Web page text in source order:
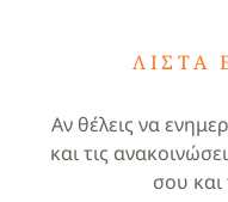
ΛΊΣΤΑ
Αν θέλεις να
και τις
σου